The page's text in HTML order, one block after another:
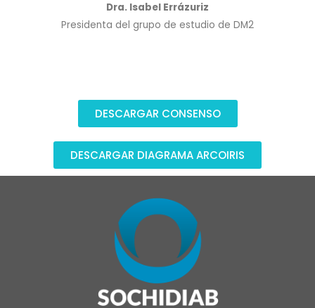
Dra. Isabel Errázuriz
Presidenta del grupo de estudio de DM2
DESCARGAR CONSENSO
DESCARGAR DIAGRAMA ARCOIRIS